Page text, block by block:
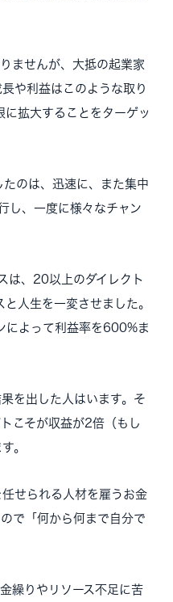
ませんが、大抵の起業家
や利益はこのような取り
拡大することをターゲッ
のは、迅速に、また集中
し、一度に様々なチャン
は、20以上のダイレクト
人生を一変させました。
によって利益率を600%ま
を出した人はいます。そ
こそが収益が2倍（もし
。
せられる人材を雇うお金
で「何から何まで自分で
繰りやリソース不足に苦